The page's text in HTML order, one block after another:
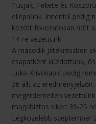
Tusjak, Fekete és
ellépnünk. Innentől pedig
között fokozatosan nőtt
14-re vezettünk.
A második játékrészben
csapatként küzdöttünk,
Luka Krivokapic pedig
36 állt az
megérdemelten
magabiztos siker: 39-25
Legközelebb szeptember